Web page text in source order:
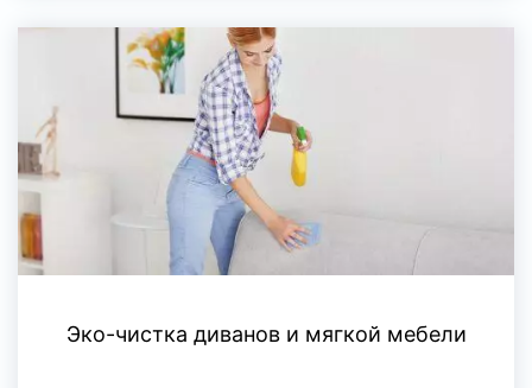
Эко-чистка диванов и мягкой мебели